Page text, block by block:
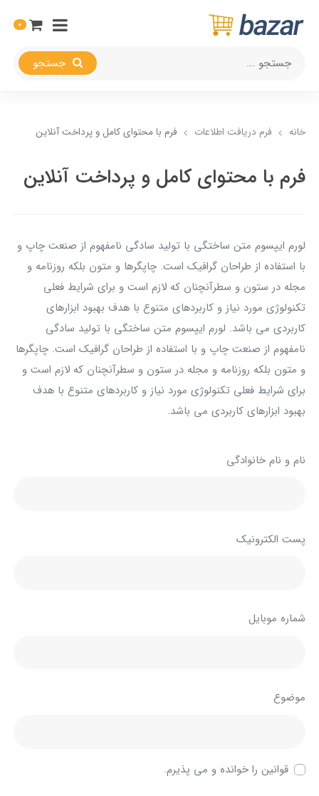
0
خانه فرم دریافت اطلاعات فرم با محتوای کامل و پرداخت آنلاین
فرم با محتوای کامل و پرداخت آنلاین
لورم ایپسوم متن ساختگی با تولید سادگی نامفهوم از صنعت چاپ و
با استفاده از طراحان گرافیک است. چاپگرها و متون بلکه روزنامه و
مجله در ستون و سطرآنچنان که لازم است و برای شرایط فعلی
تکنولوژی مورد نیاز و کاربردهای متنوع با هدف بهبود ابزارهای
کاربردی می باشد. لورم ایپسوم متن ساختگی با تولید سادگی
نامفهوم از صنعت چاپ و با استفاده از طراحان گرافیک است. چاپگرها
و متون بلکه روزنامه و مجله در ستون و سطرآنچنان که لازم است و
برای شرایط فعلی تکنولوژی مورد نیاز و کاربردهای متنوع با هدف
بهبود ابزارهای کاربردی می باشد.
نام و نام خانوادگی
پست الکترونیک
شماره موبایل
موضوع
قوانین را خوانده و می پذیرم.